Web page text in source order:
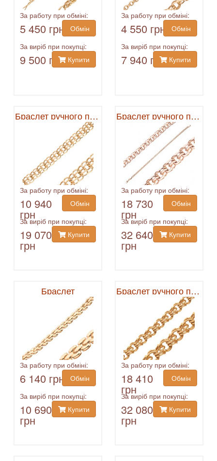
За работу при обміні:
5 450 грн
Обмін
За виріб при покупці:
9 500 грн Купити
За работу при обміні:
4 550 грн
Обмін
За виріб при покупці:
7 940 грн Купити
Браслет ручного плетения
За работу при обміні:
10 940
грн
Обмін
За виріб при покупці:
19 070
грн
Купити
Браслет ручного плетения
За работу при обміні:
18 730
грн
Обмін
За виріб при покупці:
32 640
грн
Купити
Браслет
За работу при обміні:
6 140 грн
Обмін
За виріб при покупці:
10 690
грн
Купити
Браслет ручного плетения
За работу при обміні:
18 410
грн
Обмін
За виріб при покупці:
32 080
грн
Купити